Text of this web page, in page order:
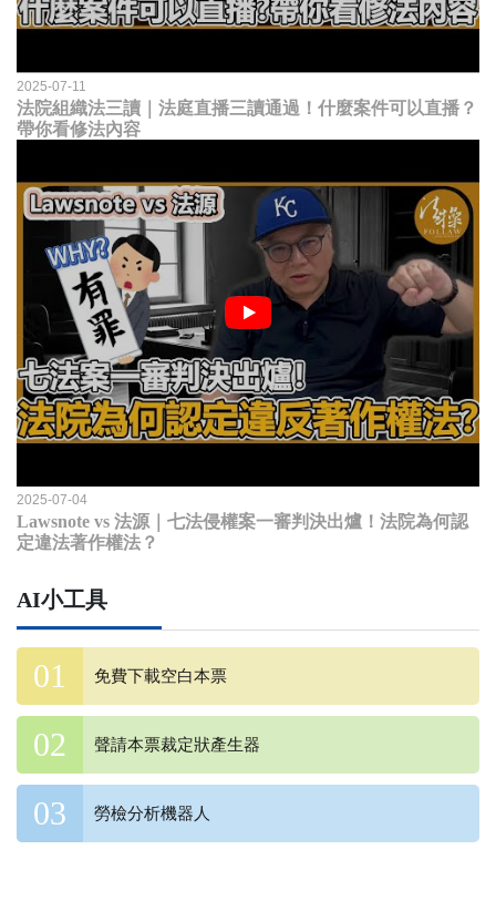
2025-07-11
法院組織法三讀｜法庭直播三讀通過！什麼案件可以直播？
帶你看修法內容
2025-07-04
Lawsnote vs 法源｜七法侵權案一審判決出爐！法院為何認
定違法著作權法？
AI小工具
免費下載空白本票
聲請本票裁定狀產生器
勞檢分析機器人